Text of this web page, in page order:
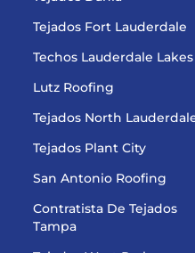
Tejados Fort Lauderdale
Techos Lauderdale Lakes
Lutz Roofing
Tejados North
Tejados Plant City
San Antonio Roofing
Contratista De Tejados
Tampa